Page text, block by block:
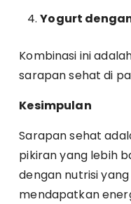
Yogurt
Kombinasi ini
sarapan sehat di
Kesimpulan
Sarapan sehat
pikiran yang lebih
dengan nutrisi
mendapatkan